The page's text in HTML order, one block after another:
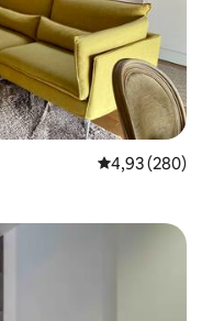
Gemiddelde
4,93 (280)